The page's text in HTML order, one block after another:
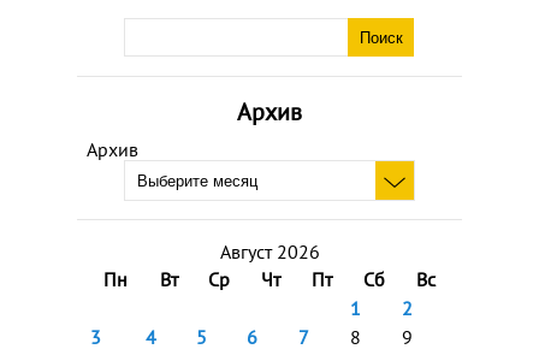
Архив
Архив
Август 2026
Пн
Вт Ср Чт Пт Сб
Вс
1
2
3
4 5 6 7 8
9